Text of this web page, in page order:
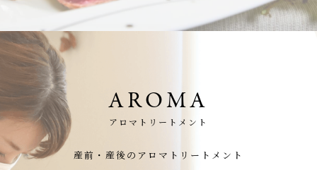
AROMA
アロマトリートメント
産前・産後のアロマトリートメント